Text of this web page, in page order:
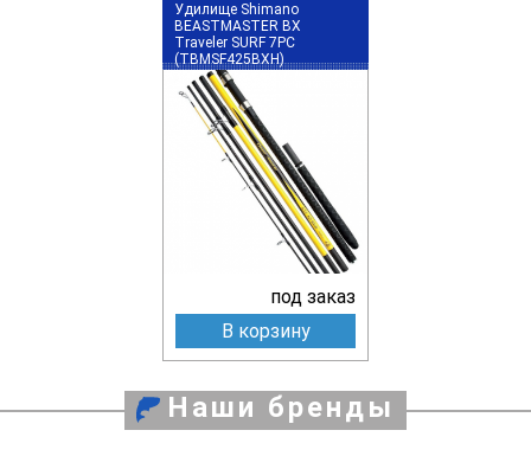
Удилище Shimano
BEASTMASTER BX
Traveler SURF 7PC
(TBMSF425BXH)
под заказ
В корзину
Наши бренды